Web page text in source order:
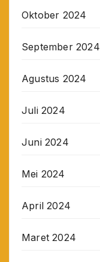
Oktober 2024
September 2024
Agustus 2024
Juli 2024
Juni 2024
Mei 2024
April 2024
Maret 2024